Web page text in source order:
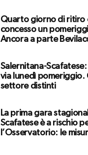
Quarto giorno di ritiro
concesso un
Ancora a parte
Salernitana-
via lunedì pomeriggio.
settore distinti
La prima gara
Scafatese è a rischio
l’Osservatorio: le